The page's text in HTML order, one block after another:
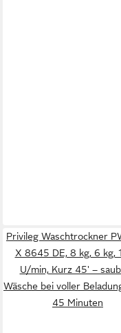
Privileg Waschtrockner
X 8645 DE, 8 kg, 6 kg,
U/min, Kurz 45' –
Wäsche bei voller
45 Minuten